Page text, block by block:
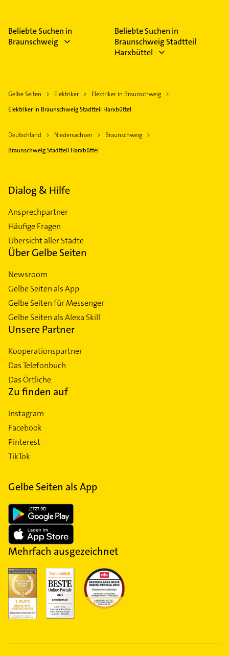
Beliebte Suchen in
Braunschweig
Beliebte Suchen in
Braunschweig Stadtteil
Harxbüttel
Gelbe Seiten Elektriker
Elektriker in Braunschweig
Elektriker in Braunschweig Stadtteil Harxbüttel
Deutschland Niedersachsen
Braunschweig
Braunschweig Stadtteil Harxbüttel
Dialog & Hilfe
Ansprechpartner
Häufige Fragen
Übersicht aller Städte
Über Gelbe Seiten
Newsroom
Gelbe Seiten als App
Gelbe Seiten für Messenger
Gelbe Seiten als Alexa Skill
Unsere Partner
Kooperationspartner
Das Telefonbuch
Das Örtliche
Zu finden auf
Instagram
Facebook
Pinterest
TikTok
Gelbe Seiten als App
Mehrfach ausgezeichnet